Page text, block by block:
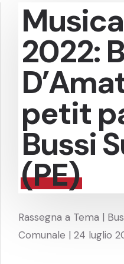
2022:
petit
Bussi
(PE)
Rassegna a Tema |
Comunale | 24 luglio